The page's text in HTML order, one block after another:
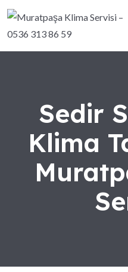
Sedir
Klima